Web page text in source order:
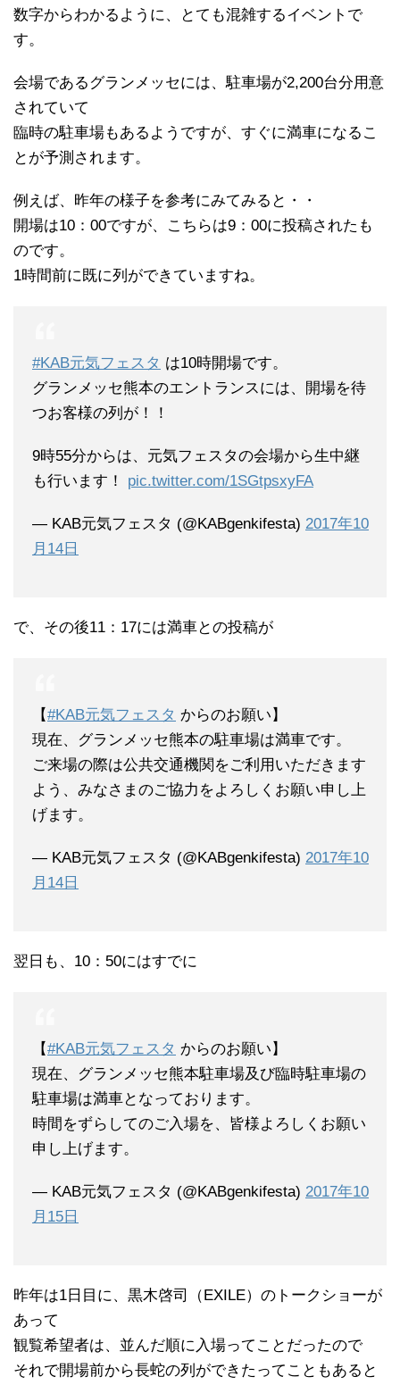
数字からわかるように、とても混雑するイベントで
す。
会場であるグランメッセには、駐車場が2,200台分用意
されていて
臨時の駐車場もあるようですが、すぐに満車になるこ
とが予測されます。
例えば、昨年の様子を参考にみてみると・・
開場は10：00ですが、こちらは9：00に投稿されたも
のです。
1時間前に既に列ができていますね。
#KAB元気フェスタ は10時開場です。
グランメッセ熊本のエントランスには、開場を待
つお客様の列が！！
9時55分からは、元気フェスタの会場から生中継
も行います！ pic.twitter.com/1SGtpsxyFA
— KAB元気フェスタ (@KABgenkifesta) 2017年10
月14日
で、その後11：17には満車との投稿が
【#KAB元気フェスタ からのお願い】
現在、グランメッセ熊本の駐車場は満車です。
ご来場の際は公共交通機関をご利用いただきます
よう、みなさまのご協力をよろしくお願い申し上
げます。
— KAB元気フェスタ (@KABgenkifesta) 2017年10
月14日
翌日も、10：50にはすでに
【#KAB元気フェスタ からのお願い】
現在、グランメッセ熊本駐車場及び臨時駐車場の
駐車場は満車となっております。
時間をずらしてのご入場を、皆様よろしくお願い
申し上げます。
— KAB元気フェスタ (@KABgenkifesta) 2017年10
月15日
昨年は1日目に、黒木啓司（EXILE）のトークショーが
あって
観覧希望者は、並んだ順に入場ってことだったので
それで開場前から長蛇の列ができたってこともあると